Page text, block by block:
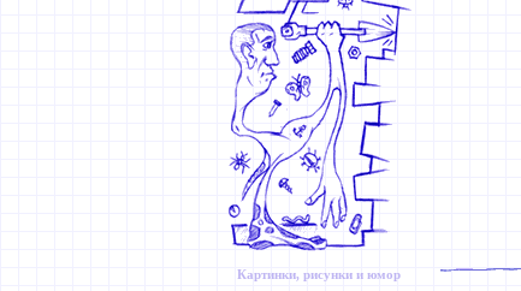
Картинки, рисунки и юмор